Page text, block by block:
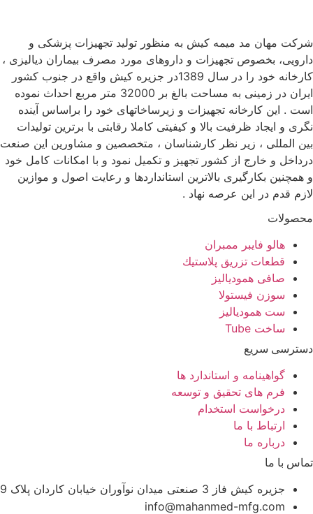
شرکت مهان مد میمه کیش به منظور تولید تجهیزات پزشکی و
دارویی، بخصوص تجهیزات و داروهای مورد مصرف بیماران دیالیزی ،
کارخانه خود را در سال 1389در جزیره کیش واقع در جنوب کشور
ایران در زمینی به مساحت بالغ بر 32000 متر مربع احداث نموده
است . این کارخانه تجهیزات و زیرساخاتهای خود را براساس آینده
نگری و ایجاد ظرفیت بالا و کیفیتی کاملا رقابتی با برترین تولیدات
بین المللی ، زیر نظر کارشناسان ، متخصصین و مشاورین این صنعت
درداخل و خارج از کشور تجهیز و تکمیل نمود و با امکانات کامل خود
و همچنین بکارگیری بالاترین استانداردها و رعایت اصول و موازین
لازم قدم در این عرصه نهاد .
محصولات
هالو فایبر ممبران
قطعات تزريق پلاستيك
صافی همودیالیز
سوزن فیستولا
ست همودیالیز
ساخت Tube
دسترسی سریع
گواهینامه و استاندارد ها
فرم های تحقیق و توسعه
درخواست استخدام
ارتباط با ما
درباره ما
تماس با ما
جزیره کیش فاز 3 صنعتی میدان نوآوران خیابان کاردان پلاک 9
info@mahanmed-mfg.com